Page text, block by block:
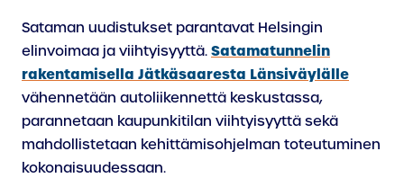
Sataman uudistukset parantavat Helsingin
elinvoimaa ja viihtyisyyttä. Satamatunnelin
rakentamisella Jätkäsaaresta Länsiväylälle
vähennetään autoliikennettä keskustassa,
parannetaan kaupunkitilan viihtyisyyttä sekä
mahdollistetaan kehittämisohjelman toteutuminen
kokonaisuudessaan.